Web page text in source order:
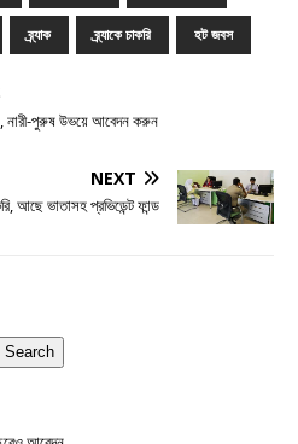
ব্র্যাক ব্র্যাকে চাকরি হট জবস
নারী-পুরুষ উভয়ে আবেদন করুন
NEXT
আছে ভাতাসহ প্রভিডেন্ট ফান্ড
Search